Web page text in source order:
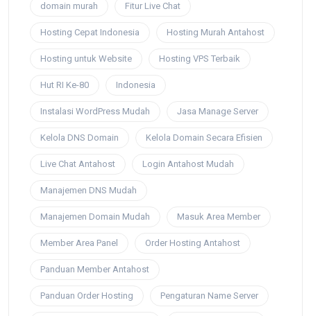
domain murah Fitur Live Chat
Hosting Cepat Indonesia Hosting Murah Antahost
Hosting untuk Website Hosting VPS Terbaik
Hut RI Ke-80 Indonesia
Instalasi WordPress Mudah Jasa Manage Server
Kelola DNS Domain Kelola Domain Secara Efisien
Live Chat Antahost Login Antahost Mudah
Manajemen DNS Mudah
Manajemen Domain Mudah Masuk Area Member
Member Area Panel Order Hosting Antahost
Panduan Member Antahost
Panduan Order Hosting Pengaturan Name Server